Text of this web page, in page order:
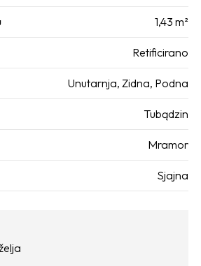
1,43 m²
Retificirano
Unutarnja, Zidna, Podna
Tubądzin
Mramor
Sjajna